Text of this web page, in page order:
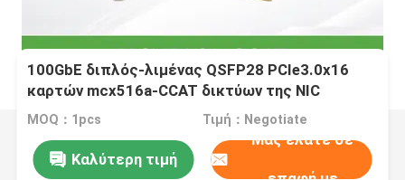
100GbE διπλός-λιμένας QSFP28 PCIe3.0x16
καρτών mcx516a-CCAT δικτύων της NIC
Mellanox
MOQ：1pcs Τιμή：Negotiate
Καλύτερη τιμή
Μας ελάτε σε